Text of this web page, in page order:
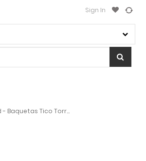
Sign In
Ahead - Baquetas Tico Torres Signature Mod.TT